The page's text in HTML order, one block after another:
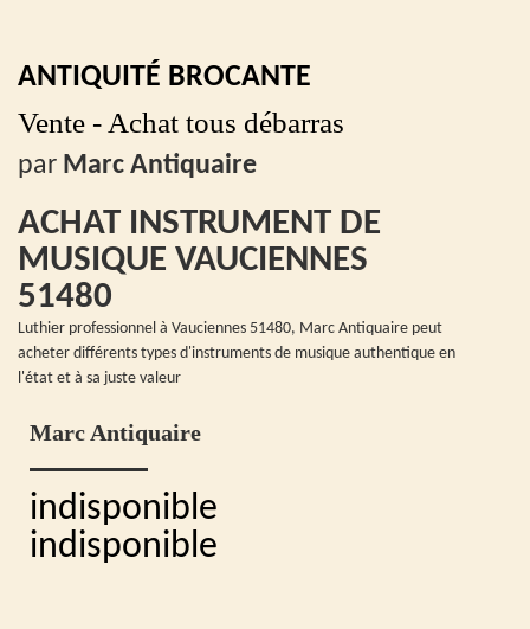
ANTIQUITÉ BROCANTE
Vente - Achat tous débarras
par Marc Antiquaire
ACHAT INSTRUMENT DE
MUSIQUE VAUCIENNES
51480
Luthier professionnel à Vauciennes 51480, Marc Antiquaire peut
acheter différents types d'instruments de musique authentique en
l'état et à sa juste valeur
Marc Antiquaire
indisponible
indisponible